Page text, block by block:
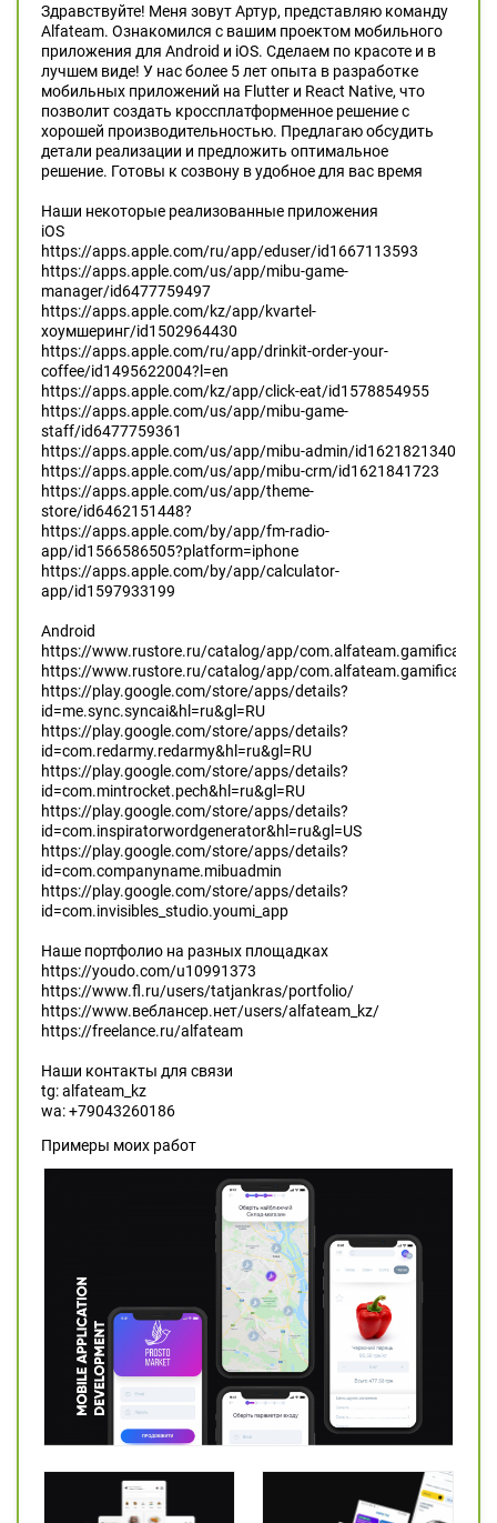
Здравствуйте! Меня зовут Артур, представляю команду
Alfateam. Ознакомился с вашим проектом мобильного
приложения для Android и iOS. Сделаем по красоте и в
лучшем виде! У нас более 5 лет опыта в разработке
мобильных приложений на Flutter и React Native, что
позволит создать кроссплатформенное решение с
хорошей производительностью. Предлагаю обсудить
детали реализации и предложить оптимальное
решение. Готовы к созвону в удобное для вас время
Наши некоторые реализованные приложения
iOS
https://apps.apple.com/ru/app/eduser/id1667113593
https://apps.apple.com/us/app/mibu-game-
manager/id6477759497
https://apps.apple.com/kz/app/kvartel-
хоумшеринг/id1502964430
https://apps.apple.com/ru/app/drinkit-order-your-
coffee/id1495622004?l=en
https://apps.apple.com/kz/app/click-eat/id1578854955
https://apps.apple.com/us/app/mibu-game-
staff/id6477759361
https://apps.apple.com/us/app/mibu-admin/id1621821340
https://apps.apple.com/us/app/mibu-crm/id1621841723
https://apps.apple.com/us/app/theme-
store/id6462151448?
https://apps.apple.com/by/app/fm-radio-
app/id1566586505?platform=iphone
https://apps.apple.com/by/app/calculator-
app/id1597933199
Android
https://www.rustore.ru/catalog/app/
https://www.rustore.ru/catalog/app/
https://play.google.com/store/apps/details?
id=me.sync.syncai&hl=ru&gl=RU
https://play.google.com/store/apps/details?
id=com.redarmy.redarmy&hl=ru&gl=RU
https://play.google.com/store/apps/details?
id=com.mintrocket.pech&hl=ru&gl=RU
https://play.google.com/store/apps/details?
id=com.inspiratorwordgenerator&hl=ru&gl=US
https://play.google.com/store/apps/details?
id=com.companyname.mibuadmin
https://play.google.com/store/apps/details?
id=com.invisibles_studio.youmi_app
Наше портфолио на разных площадках
https://youdo.com/u10991373
https://www.fl.ru/users/tatjankras/portfolio/
https://www.веблансер.нет/users/alfateam_kz/
https://freelance.ru/alfateam
Наши контакты для связи
tg: alfateam_kz
wa: +79043260186
Примеры моих работ